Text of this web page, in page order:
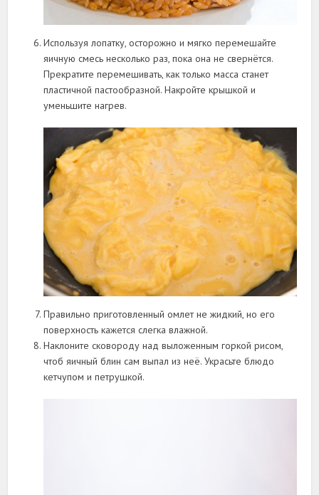
Используя лопатку, осторожно и мягко перемешайте
яичную смесь несколько раз, пока она не свернётся.
Прекратите перемешивать, как только масса станет
пластичной пастообразной. Накройте крышкой и
уменьшите нагрев.
Правильно приготовленный омлет не жидкий, но его
поверхность кажется слегка влажной.
Наклоните сковороду над выложенным горкой рисом,
чтоб яичный блин сам выпал из неё. Украсьте блюдо
кетчупом и петрушкой.